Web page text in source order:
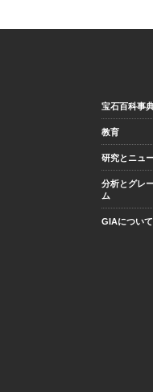
宝石百科事
教育
研究とニュ
分析とグレ
ム
GIAについ